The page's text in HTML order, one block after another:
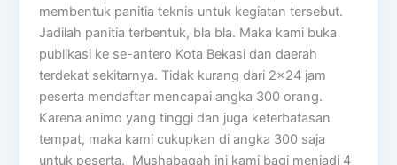
membentuk panitia teknis untuk kegiatan tersebut.
Jadilah panitia terbentuk, bla bla. Maka kami buka
publikasi ke se-antero Kota Bekasi dan daerah
terdekat sekitarnya. Tidak kurang dari 2×24 jam
peserta mendaftar mencapai angka 300 orang.
Karena animo yang tinggi dan juga keterbatasan
tempat, maka kami cukupkan di angka 300 saja
untuk peserta. Mushabaqah ini kami bagi menjadi 4